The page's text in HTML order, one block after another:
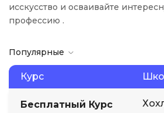
исскусство и осваивайте
профессию .
Популярные
Курс
Бесплатный Курс